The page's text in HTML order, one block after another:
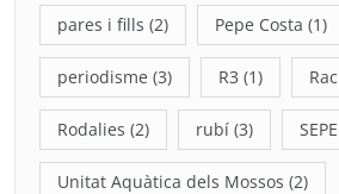
pares i fills (2) Pepe Costa (1)
periodisme (3) R3 (1)
Rodalies (2) rubí (3) SEPE
Unitat Aquàtica dels Mossos (2)